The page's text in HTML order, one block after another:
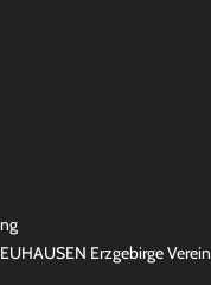
Erzgebirge Verein